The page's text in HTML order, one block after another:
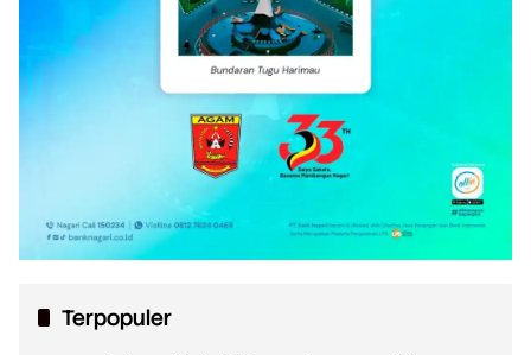
Terpopuler